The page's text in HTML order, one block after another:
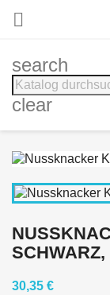

search
clear
SCHWARZ,
30,35 €